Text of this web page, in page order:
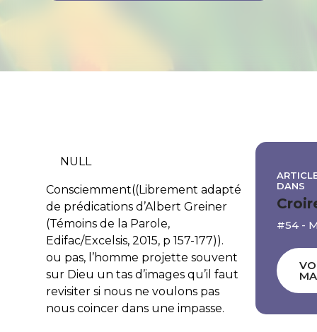
NULL
Consciemment((Librement adapté
de prédications d’Albert Greiner
(Témoins de la Parole,
Edifac/Excelsis, 2015, p 157-177)).
ou pas, l’homme projette souvent
sur Dieu un tas d’images qu’il faut
revisiter si nous ne voulons pas
nous coincer dans une impasse.
DANS
#54 -